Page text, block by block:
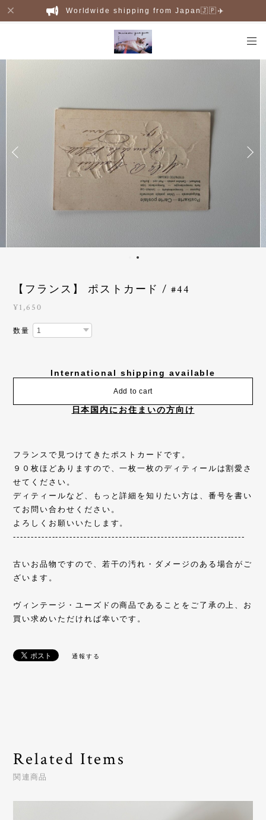
Worldwide shipping from Japan🇯🇵✈️
【フランス】 ポストカード / #44
¥1,650
数量
International shipping available
Add to cart
日本国内にお住まいの方向け
フランスで見つけてきたポストカードです。
９０枚ほどありますので、一枚一枚のディティールは割愛さ
せてください。
ディティールなど、もっと詳細を知りたい方は、番号を書い
てお問い合わせください。
よろしくお願いいたします。
------------------------------------------------------------------
古いお品物ですので、若干の汚れ・ダメージのある場合がご
ざいます。
ヴィンテージ・ユーズドの商品であることをご了承の上、お
買い求めいただければ幸いです。
通報する
Related Items
関連商品